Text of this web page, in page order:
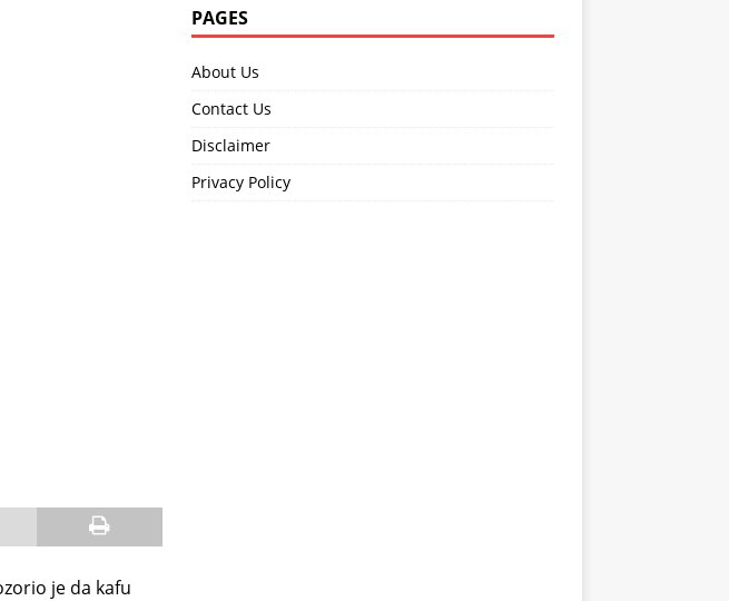
je da kafu
PAGES
About Us
Contact Us
Disclaimer
Privacy Policy